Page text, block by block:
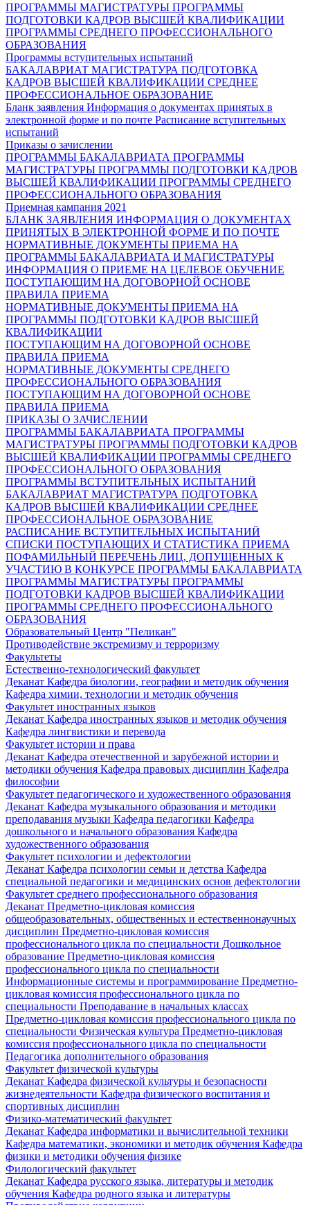
ПРОГРАММЫ МАГИСТРАТУРЫ ПРОГРАММЫ
ПОДГОТОВКИ КАДРОВ ВЫСШЕЙ КВАЛИФИКАЦИИ
ПРОГРАММЫ СРЕДНЕГО ПРОФЕССИОНАЛЬНОГО
ОБРАЗОВАНИЯ
Программы вступительных испытаний
БАКАЛАВРИАТ МАГИСТРАТУРА ПОДГОТОВКА
КАДРОВ ВЫСШЕЙ КВАЛИФИКАЦИИ СРЕДНЕЕ
ПРОФЕССИОНАЛЬНОЕ ОБРАЗОВАНИЕ
Бланк заявления Информация о документах принятых в
электронной форме и по почте Расписание вступительных
испытаний
Приказы о зачислении
ПРОГРАММЫ БАКАЛАВРИАТА ПРОГРАММЫ
МАГИСТРАТУРЫ ПРОГРАММЫ ПОДГОТОВКИ КАДРОВ
ВЫСШЕЙ КВАЛИФИКАЦИИ ПРОГРАММЫ СРЕДНЕГО
ПРОФЕССИОНАЛЬНОГО ОБРАЗОВАНИЯ
Приемная кампания 2021
БЛАНК ЗАЯВЛЕНИЯ ИНФОРМАЦИЯ О ДОКУМЕНТАХ
ПРИНЯТЫХ В ЭЛЕКТРОННОЙ ФОРМЕ И ПО ПОЧТЕ
НОРМАТИВНЫЕ ДОКУМЕНТЫ ПРИЕМА НА
ПРОГРАММЫ БАКАЛАВРИАТА И МАГИСТРАТУРЫ
ИНФОРМАЦИЯ О ПРИЕМЕ НА ЦЕЛЕВОЕ ОБУЧЕНИЕ
ПОСТУПАЮЩИМ НА ДОГОВОРНОЙ ОСНОВЕ
ПРАВИЛА ПРИЕМА
НОРМАТИВНЫЕ ДОКУМЕНТЫ ПРИЕМА НА
ПРОГРАММЫ ПОДГОТОВКИ КАДРОВ ВЫСШЕЙ
КВАЛИФИКАЦИИ
ПОСТУПАЮЩИМ НА ДОГОВОРНОЙ ОСНОВЕ
ПРАВИЛА ПРИЕМА
НОРМАТИВНЫЕ ДОКУМЕНТЫ СРЕДНЕГО
ПРОФЕССИОНАЛЬНОГО ОБРАЗОВАНИЯ
ПОСТУПАЮЩИМ НА ДОГОВОРНОЙ ОСНОВЕ
ПРАВИЛА ПРИЕМА
ПРИКАЗЫ О ЗАЧИСЛЕНИИ
ПРОГРАММЫ БАКАЛАВРИАТА ПРОГРАММЫ
МАГИСТРАТУРЫ ПРОГРАММЫ ПОДГОТОВКИ КАДРОВ
ВЫСШЕЙ КВАЛИФИКАЦИИ ПРОГРАММЫ СРЕДНЕГО
ПРОФЕССИОНАЛЬНОГО ОБРАЗОВАНИЯ
ПРОГРАММЫ ВСТУПИТЕЛЬНЫХ ИСПЫТАНИЙ
БАКАЛАВРИАТ МАГИСТРАТУРА ПОДГОТОВКА
КАДРОВ ВЫСШЕЙ КВАЛИФИКАЦИИ СРЕДНЕЕ
ПРОФЕССИОНАЛЬНОЕ ОБРАЗОВАНИЕ
РАСПИСАНИЕ ВСТУПИТЕЛЬНЫХ ИСПЫТАНИЙ
СПИСКИ ПОСТУПАЮЩИХ И СТАТИСТИКА ПРИЕМА
ПОФАМИЛЬНЫЙ ПЕРЕЧЕНЬ ЛИЦ, ДОПУЩЕННЫХ К
УЧАСТИЮ В КОНКУРСЕ ПРОГРАММЫ БАКАЛАВРИАТА
ПРОГРАММЫ МАГИСТРАТУРЫ ПРОГРАММЫ
ПОДГОТОВКИ КАДРОВ ВЫСШЕЙ КВАЛИФИКАЦИИ
ПРОГРАММЫ СРЕДНЕГО ПРОФЕССИОНАЛЬНОГО
ОБРАЗОВАНИЯ
Образовательный Центр "Пеликан"
Противодействие экстремизму и терроризму
Факультеты
Естественно-технологический факультет
Деканат Кафедра биологии, географии и методик обучения
Кафедра химии, технологии и методик обучения
Факультет иностранных языков
Деканат Кафедра иностранных языков и методик обучения
Кафедра лингвистики и перевода
Факультет истории и права
Деканат Кафедра отечественной и зарубежной истории и
методики обучения Кафедра правовых дисциплин Кафедра
философии
Факультет педагогического и художественного образования
Деканат Кафедра музыкального образования и методики
преподавания музыки Кафедра педагогики Кафедра
дошкольного и начального образования Кафедра
художественного образования
Факультет психологии и дефектологии
Деканат Кафедра психологии семьи и детства Кафедра
специальной педагогики и медицинских основ дефектологии
Факультет среднего профессионального образования
Деканат Предметно-цикловая комиссия
общеобразовательных, общественных и естественнонаучных
дисциплин Предметно-цикловая комиссия
профессионального цикла по специальности Дошкольное
образование Предметно-цикловая комиссия
профессионального цикла по специальности
Информационные системы и программирование Предметно-
цикловая комиссия профессионального цикла по
специальности Преподавание в начальных классах
Предметно-цикловая комиссия профессионального цикла по
специальности Физическая культура Предметно-цикловая
комиссия профессионального цикла по специальности
Педагогика дополнительного образования
Факультет физической культуры
Деканат Кафедра физической культуры и безопасности
жизнедеятельности Кафедра физического воспитания и
спортивных дисциплин
Физико-математический факультет
Деканат Кафедра информатики и вычислительной техники
Кафедра математики, экономики и методик обучения Кафедра
физики и методики обучения физике
Филологический факультет
Деканат Кафедра русского языка, литературы и методик
обучения Кафедра родного языка и литературы